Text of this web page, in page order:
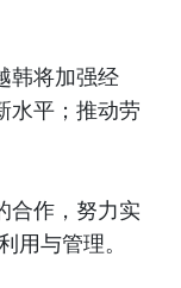
韩将加强经
水平；推动劳
合作，努力实
用与管理。